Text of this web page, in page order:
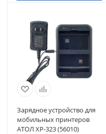
Зарядное устройство для
мобильных принтеров
АТОЛ XP-323 (56010)